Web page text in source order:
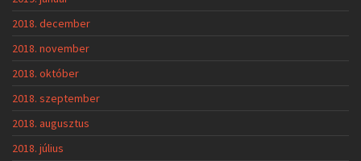
2018. december
2018. november
2018. október
2018. szeptember
2018. augusztus
2018. július